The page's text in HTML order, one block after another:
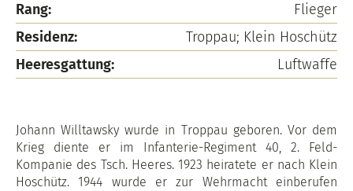
Rang:
Flieger
Residenz:
Troppau; Klein Hoschütz
Heeresgattung:
Luftwaffe
Johann Willtawsky wurde in Troppau geboren. Vor dem
Krieg diente er im Infanterie-Regiment 40, 2. Feld-
Kompanie des Tsch. Heeres. 1923 heiratete er nach Klein
Hoschütz. 1944 wurde er zur Wehrmacht einberufen